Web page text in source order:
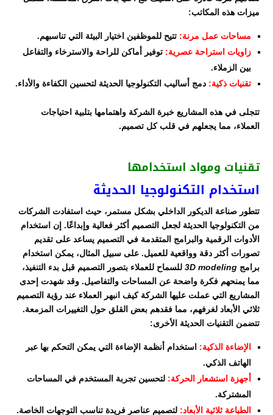
ميزات هذه المكاتب:
مساحات عمل مرنة: تتيح للموظفين اختيار البيئة التي تناسبهم.
زاويات استراحة عصرية: توفير أماكن للراحة والاسترخاء والتفاعل
بين الزملاء.
تقنيات ذكية: دمج أساليب التكنولوجيا الحديثة لتحسين الكفاءة والأداء.
تتجلى في هذه المشاريع خبرة الشركة واهتمامها بتلبية احتياجات
العملاء، مما يجعلهم في قلب كل تصميم.
تقنيات ومواد استخدامها
استخدام التكنولوجيا الحديثة
تتطور صناعة الديكور الداخلي بشكل مستمر، حيث استفادت الشركات
من التكنولوجيا الحديثة لجعل التصميم أكثر فعالية وإبداعًا. إن استخدام
الأدوات الرقمية والبرامج المتقدمة في التصميم يساعد على تقديم
تصورات أكثر دقة وواقعية للعميل. على سبيل المثال، يمكن استخدام
برامج 3D modeling للسماح للعملاء بتصور التصميم قبل بدء التنفيذ،
مما يمنحهم فكرة واضحة عن المساحات والتفاصيل. وقد شهدت إحدى
المشاريع التي عملت عليها الشركة كيف انبهر العملاء عند رؤية التصميم
ثلاثي الأبعاد لغرفهم، مما فقدهم بعض القلق حول التغييرات المزمعة.
تتضمن التقنيات الحديثة الأخرى:
الإضاءة الذكية: استخدام أنظمة الإضاءة التي يمكن التحكم بها عبر
الهاتف الذكي.
أجهزة استشعار الحركة: لتحسين تجربة المستخدم في المساحات
المشتركة.
الطباعة ثلاثية الأبعاد: لتصميم عناصر فريدة تناسب التوجهات الخاصة.